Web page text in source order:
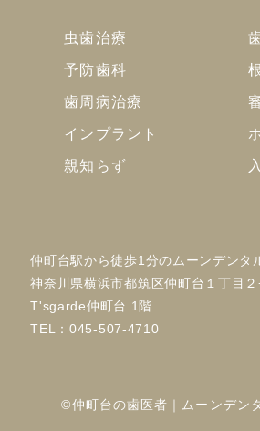
虫歯治療
予防歯科
歯周病治療
インプラント
親知らず
仲町台駅から徒歩1分のムーンデンタ
神奈川県横浜市都筑区仲町台１丁目２
T'sgarde仲町台 1階
TEL：045-507-4710
©仲町台の歯医者｜ムーンデン